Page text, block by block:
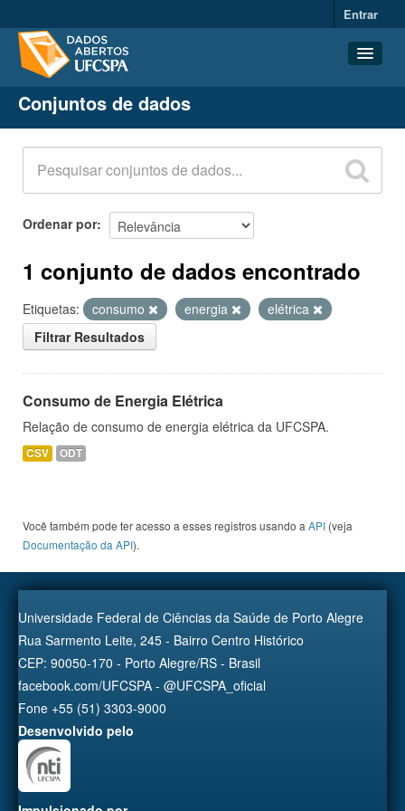
Entrar
Conjuntos de dados
Organizações
Grupos
Sobre
Conjuntos de dados
Ordenar por
1 conjunto de dados encontrado
Etiquetas: consumo energia
elétrica
Filtrar Resultados
Consumo de Energia Elétrica
Relação de consumo de energia elétrica da UFCSPA.
CSV ODT
Você também pode ter acesso a esses registros usando a API (veja
Documentação da API).
Universidade Federal de Ciências da Saúde de Porto Alegre
Rua Sarmento Leite, 245 - Bairro Centro Histórico
CEP: 90050-170 - Porto Alegre/RS - Brasil
facebook.com/UFCSPA - @UFCSPA_oficial
Fone +55 (51) 3303-9000
Desenvolvido pelo